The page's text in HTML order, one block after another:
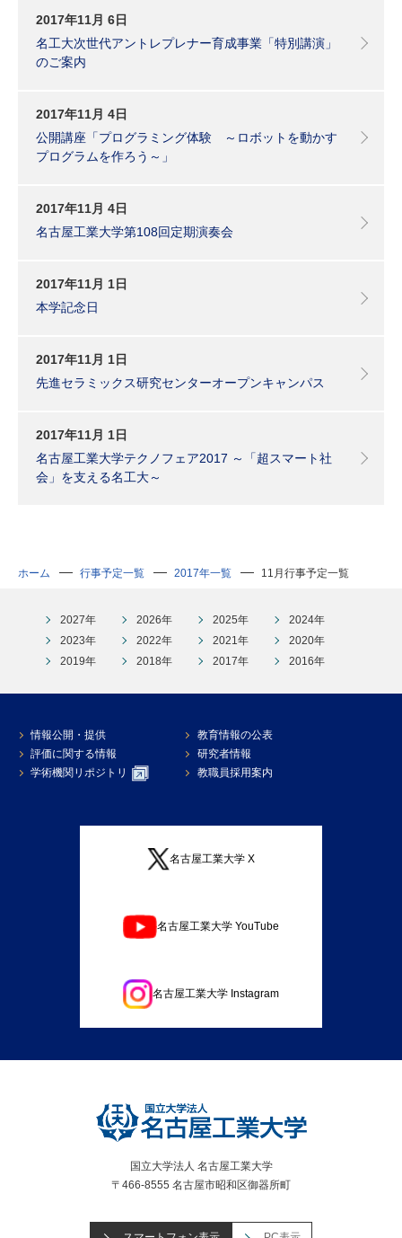
2017年11月 6日
名工大次世代アントレプレナー育成事業「特別講演」
のご案内
2017年11月 4日
公開講座「プログラミング体験 ～ロボットを動かす
プログラムを作ろう～」
2017年11月 4日
名古屋工業大学第108回定期演奏会
2017年11月 1日
本学記念日
2017年11月 1日
先進セラミックス研究センターオープンキャンパス
2017年11月 1日
名古屋工業大学テクノフェア2017 ～「超スマート社
会」を支える名工大～
ホーム 行事予定一覧 2017年一覧 11月行事予定一覧
2027年 2026年 2025年
2024年
2023年
2022年 2021年
2020年
2019年
2018年 2017年 2016年
情報公開・提供
教育情報の公表
評価に関する情報
研究者情報
学術機関リポジトリ
教職員採用案内
名古屋工業大学 X
名古屋工業大学 YouTube
名古屋工業大学 Instagram
国立大学法人 名古屋工業大学
〒466-8555 名古屋市昭和区御器所町